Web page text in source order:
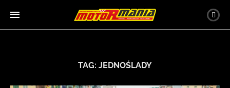
TAG: JEDNOŚLADY